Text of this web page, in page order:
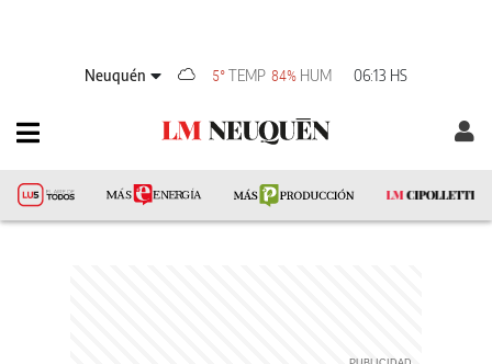
Neuquén 5°TEMP 84% HUM 06:13 HS